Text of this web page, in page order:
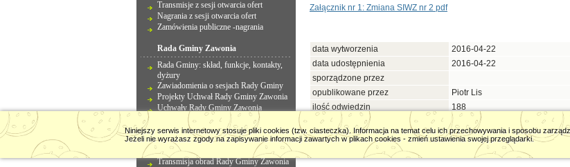
Niniejszy serwis internetowy stosuje pliki cookies (tzw. ciasteczka). Informacja na temat celu ich przechowywania i sposobu
Jeżeli nie wyrażasz zgody na zapisywanie informacji zawartych w plikach cookies - zmień ustawienia swojej przeglądarki.
Transmisje z sesji otwarcia ofert
Nagrania z sesji otwarcia ofert
Zamówienia publiczne -nagrania
Rada Gminy Zawonia
Rada Gminy: skład, funkcje, kontakty,
dyżury
Zawiadomienia o sesjach Rady Gminy
Projekty Uchwał Rady Gminy Zawonia
Uchwały Rady Gminy Zawonia
Nagrania z Sesji Rady Gminy Zawonia
Protokoły z Sesji Rady Gminy Zawonia
Imienne wykazy głosowań na Sesjach
Rady Gminy Zawonia
Transmisja obrad Rady Gminy Zawonia
Załącznik nr 1: Zmiana SIWZ nr 2 pdf
data wytworzenia
2016-04-22
data udostępnienia
2016-04-22
sporządzone przez
opublikowane przez
Piotr Lis
ilość odwiedzin
188
rejestr zmian
zobacz »